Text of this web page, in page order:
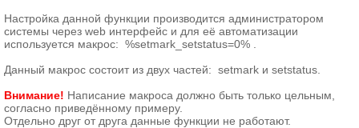
Настройка данной функции производится администратором
системы через web интерфейс и для её автоматизации
используется макрос: %setmark_setstatus=0% .
Данный макрос состоит из двух частей: setmark и setstatus.
Внимание! Написание макроса должно быть только цельным,
согласно приведённому примеру.
Отдельно друг от друга данные функции не работают.